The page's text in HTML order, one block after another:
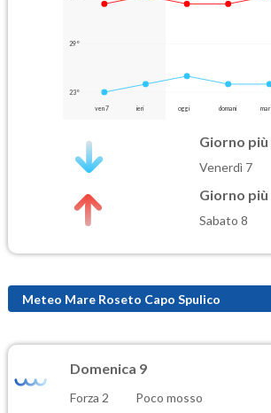
29°
23°
ven 7 ieri oggi domani mar
Giorno
Venerdì 7
Giorno più
Sabato 8
Meteo Mare Roseto Capo Spulico
Domenica 9
Forza 2
Poco mosso